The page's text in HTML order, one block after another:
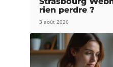
rien perdre ?
3 août 2026